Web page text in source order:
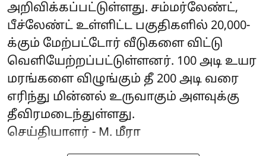
அறிவிக்கப்பட்டுள்ளது. சம்மர்லேண்ட்,
பீச்லேண்ட் உள்ளிட்ட பகுதிகளில் 20,000-
க்கும் மேற்பட்டோர் வீடுகளை விட்டு
வெளியேற்றப்பட்டுள்ளனர். 100 அடி உயர
மரங்களை விழுங்கும் தீ 200 அடி வரை
எரிந்து மின்னல் உருவாகும் அளவுக்கு
தீவிரமடைந்துள்ளது.
செய்தியாளர் - M. மீரா